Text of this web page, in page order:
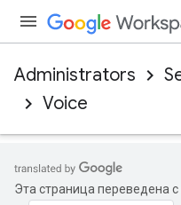
Administrators
Voice
Эта страница переведена